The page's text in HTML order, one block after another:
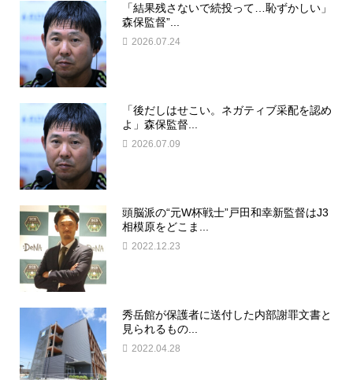
「結果残さないで続投って…恥ずかしい」
森保監督”...
2026.07.24
「後だしはせこい。ネガティブ采配を認め
よ」森保監督...
2026.07.09
頭脳派の“元W杯戦士”戸田和幸新監督はJ3
相模原をどこま...
2022.12.23
秀岳館が保護者に送付した内部謝罪文書と
見られるもの...
2022.04.28